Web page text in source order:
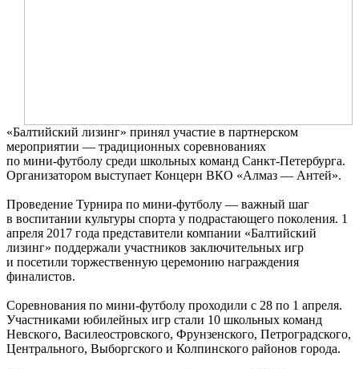
«Балтийский лизинг» принял участие в партнерском
мероприятии — традиционных соревнованиях
по мини-футболу среди школьных команд Санкт-Петербурга.
Организатором выступает Концерн ВКО «Алмаз — Антей».
Проведение Турнира по мини-футболу — важный шаг
в воспитании культуры спорта у подрастающего поколения. 1
апреля 2017 года представители компании «Балтийский
лизинг» поддержали участников заключительных игр
и посетили торжественную церемонию награждения
финалистов.
Соревнования по мини-футболу проходили с 28 по 1 апреля.
Участниками юбилейных игр стали 10 школьных команд
Невского, Василеостровского, Фрунзенского, Петроградского,
Центрального, Выборгского и Колпинского районов города.